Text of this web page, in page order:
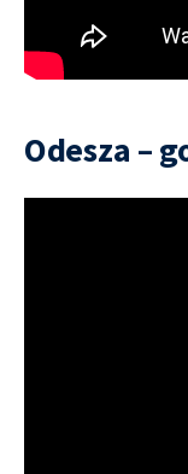
Odesza –